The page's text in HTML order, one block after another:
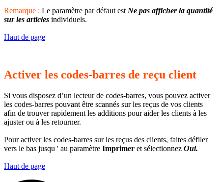
Remarque : Le paramètre par défaut est Ne pas afficher la quantité
sur les articles individuels.
Haut de page
Activer les codes-barres de reçu client
Si vous disposez d’un lecteur de codes-barres, vous pouvez activer
les codes-barres pouvant être scannés sur les reçus de vos clients
afin de trouver rapidement les additions pour aider les clients à les
ajuster ou à les retourner.
Pour activer les codes-barres sur les reçus des clients, faites défiler
vers le bas jusqu ' au paramètre Imprimer et sélectionnez Oui.
Haut de page